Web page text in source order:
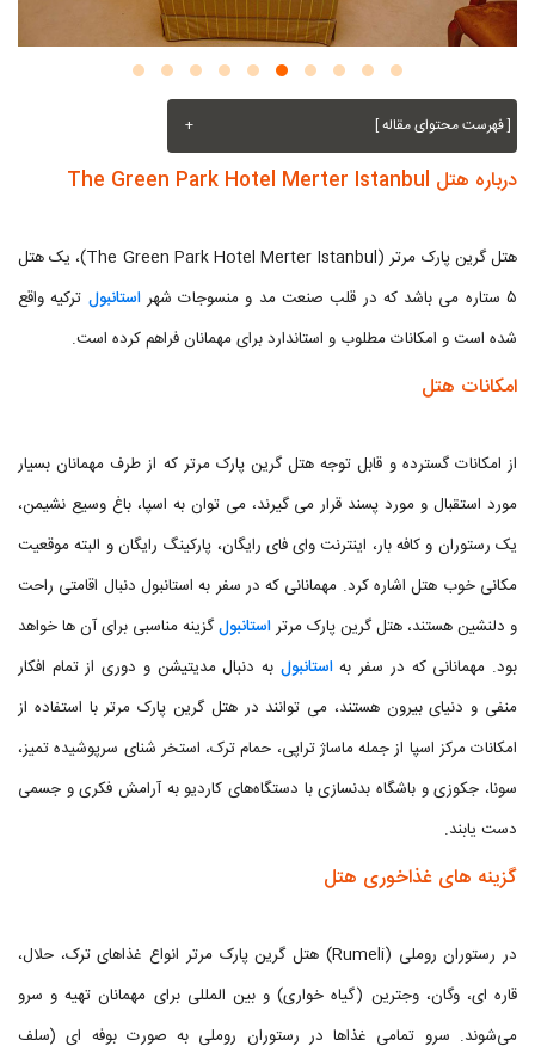
[ فهرست محتوای مقاله ] +
درباره هتل The Green Park Hotel Merter Istanbul
هتل گرین پارک مرتر (The Green Park Hotel Merter Istanbul)، یک هتل
۵ ستاره می باشد که در قلب صنعت مد و منسوجات شهر
استانبول ترکیه واقع
شده است و امکانات مطلوب و استاندارد برای مهمانان فراهم کرده است.
امکانات هتل
از امکانات گسترده و قابل توجه هتل گرین پارک مرتر که از طرف مهمانان بسیار
مورد استقبال و مورد پسند قرار می گیرند، می توان به اسپا، باغ وسیع نشیمن،
یک رستوران و کافه بار، اینترنت وای فای رایگان، پارکینگ رایگان و البته موقعیت
مکانی خوب هتل اشاره کرد. مهمانانی که در سفر به استانبول دنبال اقامتی راحت
و دلنشین هستند، هتل گرین پارک مرتراستانبولگزینه مناسبی برای آن ها خواهد
بود. مهمانانی که در سفر بهاستانبول به دنبال مدیتیشن و دوری از تمام افکار
منفی و دنیای بیرون هستند، می توانند در هتل گرین پارک مرتر با استفاده از
امکانات مرکز اسپا از جمله ماساژ تراپی، حمام ترک، استخر شنای سرپوشیده تمیز،
سونا، جکوزی و باشگاه بدنسازی با دستگاه‌های کاردیو به آرامش فکری و جسمی
دست یابند.
گزینه های غذاخوری هتل
در رستوران روملی (Rumeli) هتل گرین پارک مرتر انواع غذاهای ترک، حلال،
قاره ای، وگان، وجترین (گیاه خواری) و بین المللی برای مهمانان تهیه و سرو
می‌شوند. سرو تمامی غذاها در رستوران روملی به صورت بوفه ای (سلف